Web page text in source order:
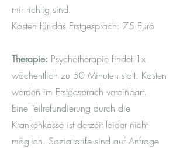
Fortbildungen im Bereich
Resilienzförderung, Montessori
Pädagogik, Gewaltfreie
Ich bin Mutter, verheiratet und stolze
Tante. Die schönste Zeit ist die mit
meiner kleinen Familie. In meiner
Freizeit tanze ich gerne, fotografiere
und bin gerne kreativ.
mir richtig sind.
Kosten für das Erstgespräch: 75 Euro
Therapie: Psychotherapie findet 1x
wöchentlich zu 50 Minuten statt. Kosten
werden im Erstgespräch vereinbart.
Eine Teilrefundierung durch die
Krankenkasse ist derzeit leider nicht
möglich. Sozialtarife sind auf Anfrage